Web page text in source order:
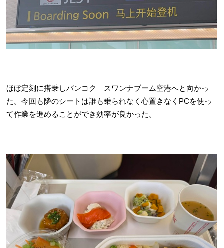
ほぼ定刻に搭乗しバンコク スワンナブーム空港へと向かっ
た。今回も隣のシートは誰も乗られなく心置きなくPCを使っ
て作業を進めることができ効率が良かった。